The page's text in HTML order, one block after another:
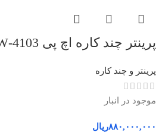
پرینتر چند کاره اچ پی 4103-FDW
پرینتر و چند کاره
موجود در انبار
۸۸۰,۰۰۰,۰۰۰ریال